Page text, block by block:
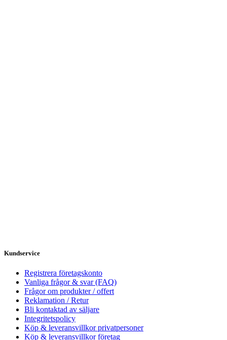
Kundservice
Registrera företagskonto
Vanliga frågor & svar (FAQ)
Frågor om produkter / offert
Reklamation / Retur
Bli kontaktad av säljare
Integritetspolicy
Köp & leveransvillkor privatpersoner
Köp & leveransvillkor företag